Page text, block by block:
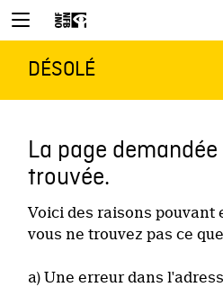
DÉSOLÉ
La page
trouvée.
Voici des raisons pouvant
vous ne trouvez pas ce
a) Une erreur dans